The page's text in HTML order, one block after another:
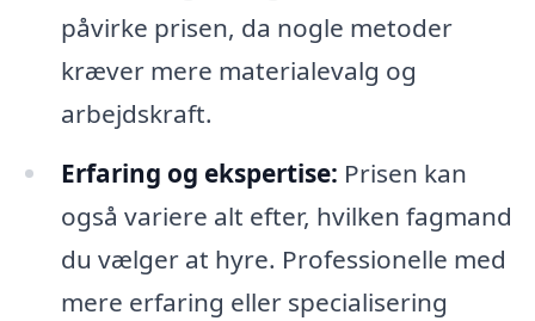
påvirke prisen, da nogle metoder
kræver mere materialevalg og
arbejdskraft.
Erfaring og ekspertise: Prisen kan
også variere alt efter, hvilken fagmand
du vælger at hyre. Professionelle med
mere erfaring eller specialisering